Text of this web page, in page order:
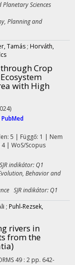
Sciences
Planning and
Tamás ; Horváth,
Crop
with High
PubMed
5 | Függő: 1 | Nem
| WoS/Scopus
indikátor: Q1
Behavior and
SJR indikátor: Q1
; Puhl‐Rezsek,
rivers in
from the
49 : 2 pp. 642-